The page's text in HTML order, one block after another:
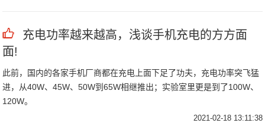
充电功率越来越高，浅谈手机充电的方方面
面!
此前，国内的各家手机厂商都在充电上面下足了功夫，充电功率突飞猛
进，从40W、45W、50W到65W相继推出；实验室里更是到了100W、
120W。
2021-02-18 13:11:38